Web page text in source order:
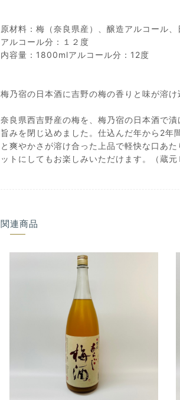
原材料：梅（奈良県産）、醸造アルコール
アルコール分：１２度
内容量：1800mlアルコール分：12度
梅乃宿の日本酒に吉野の梅の香りと味が溶け
奈良県西吉野産の梅を、梅乃宿の日本酒で
旨みを閉じ込めました。仕込んだ年から2年
と爽やかさが溶け合った上品で軽快な口あ
ットにしてもお楽しみいただけます。（蔵元
関連商品